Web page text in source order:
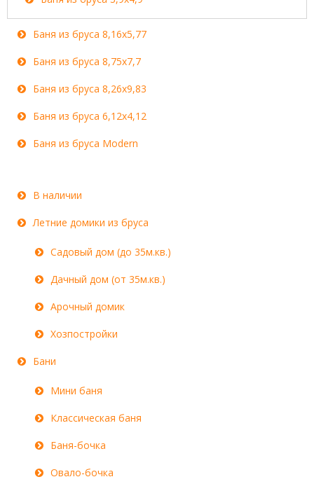
Баня из бруса 8,16x5,77
Баня из бруса 8,75x7,7
Баня из бруса 8,26x9,83
Баня из бруса 6,12x4,12
Баня из бруса Modern
В наличии
Летние домики из бруса
Садовый дом (до 35м.кв.)
Дачный дом (от 35м.кв.)
Арочный домик
Хозпостройки
Бани
Мини баня
Классическая баня
Баня-бочка
Овало-бочка